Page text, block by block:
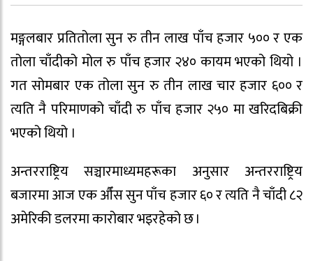
मङ्गलबार प्रतितोला सुन रु तीन लाख पाँच हजार ५०० र एक
तोला चाँदीको मोल रु पाँच हजार २४० कायम भएको थियो ।
गत सोमबार एक तोला सुन रु तीन लाख चार हजार ६०० र
त्यति नै परिमाणको चाँदी रु पाँच हजार २५० मा खरिदबिक्री
भएको थियो ।
अन्तरराष्ट्रिय सञ्चारमाध्यमहरूका अनुसार अन्तरराष्ट्रिय
बजारमा आज एक औँस सुन पाँच हजार ६० र त्यति नै चाँदी ८२
अमेरिकी डलरमा कारोबार भइरहेको छ ।